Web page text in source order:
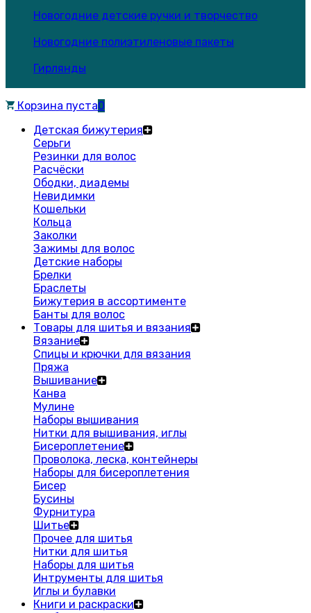
Новогодние детские ручки и творчество
Новогодние полиэтиленовые пакеты
Гирлянды
Корзина пуста0
Детская бижутерия
Серьги
Резинки для волос
Расчёски
Ободки, диадемы
Невидимки
Кошельки
Кольца
Заколки
Зажимы для волос
Детские наборы
Брелки
Браслеты
Бижутерия в ассортименте
Банты для волос
Товары для шитья и вязания
Вязание
Спицы и крючки для вязания
Пряжа
Вышивание
Канва
Мулине
Наборы вышивания
Нитки для вышивания, иглы
Бисероплетение
Проволока, леска, контейнеры
Наборы для бисероплетения
Бисер
Бусины
Фурнитура
Шитье
Прочее для шитья
Нитки для шитья
Наборы для шитья
Интрументы для шитья
Иглы и булавки
Книги и раскраски